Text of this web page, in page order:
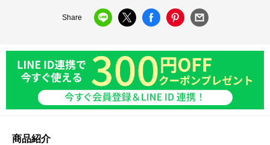
Share
商品紹介